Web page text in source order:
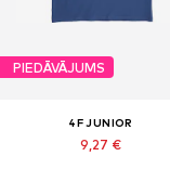
PIEDĀVĀJUMS
4F JUNIOR
9,27 €